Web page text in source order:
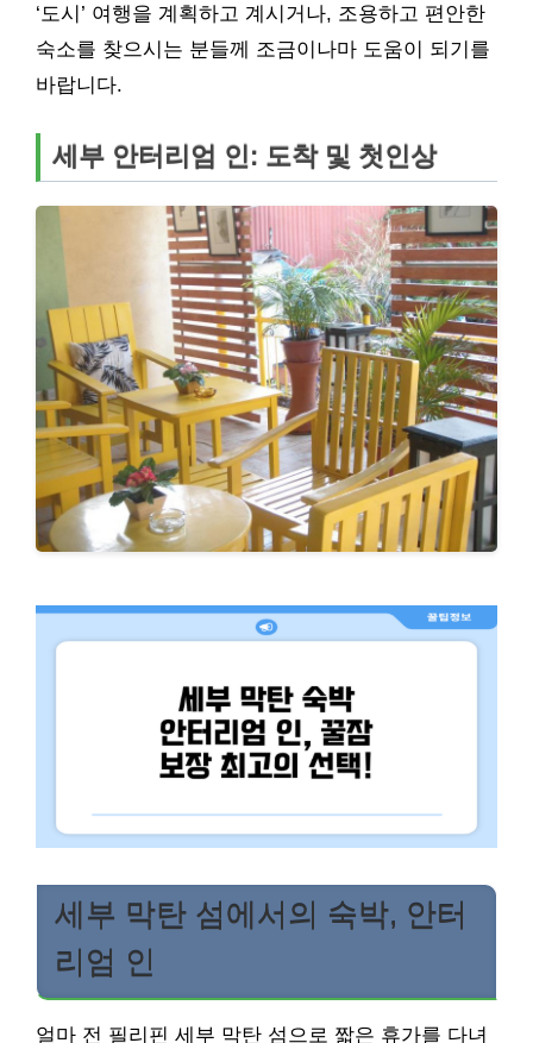
‘도시’ 여행을 계획하고 계시거나, 조용하고 편안한
숙소를 찾으시는 분들께 조금이나마 도움이 되기를
바랍니다.
세부 안터리엄 인: 도착 및 첫인상
세부 막탄 섬에서의 숙박, 안터
리엄 인
얼마 전 필리핀 세부 막탄 섬으로 짧은 휴가를 다녀